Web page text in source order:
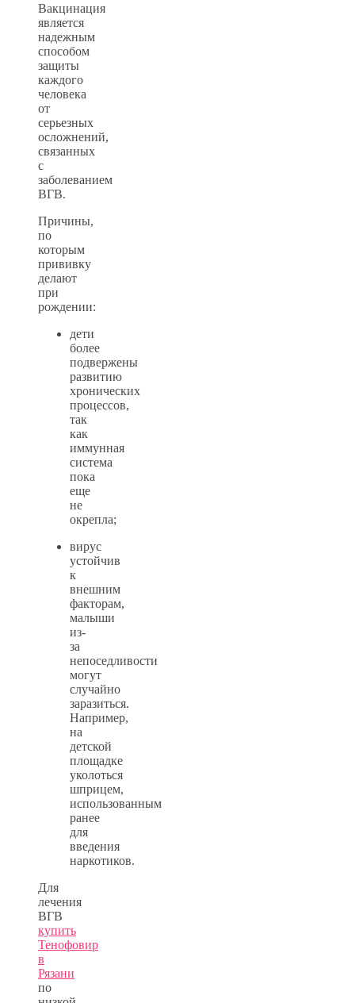
Вакцинация
является
надежным
способом
защиты
каждого
человека
от
серьезных
осложнений,
связанных
с
заболеванием
ВГВ.
Причины,
по
которым
прививку
делают
при
рождении:
дети
более
подвержены
развитию
хронических
процессов,
так
как
иммунная
система
пока
еще
не
окрепла;
вирус
устойчив
к
внешним
факторам,
малыши
из-
за
непоседливости
могут
случайно
заразиться.
Например,
на
детской
площадке
уколоться
шприцем,
использованным
ранее
для
введения
наркотиков.
Для
лечения
ВГВ
купить
Тенофовир
в
Рязани
по